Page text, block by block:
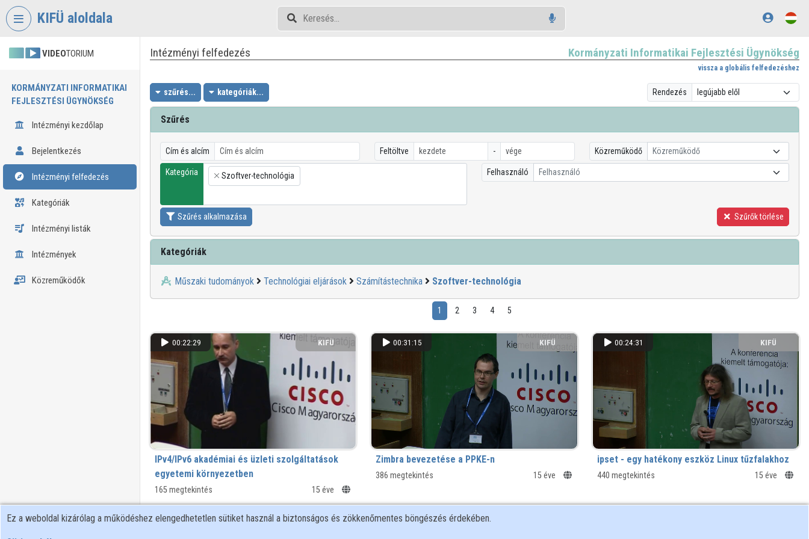
Fejléc kihagyása
KIFÜ aloldala
VIDEOTORIUM
KORMÁNYZATI INFORMATIKAI
FEJLESZTÉSI ÜGYNÖKSÉG
Intézményi kezdőlap
Bejelentkezés
Intézményi felfedezés
Kategóriák
Intézményi listák
Intézmények
Közreműködők
Intézményi felfedezés Kormányzati Informatikai Fejlesztési Ügynökség
vissza a globális felfedezéshez
szűrés... kategóriák... Rendezés
Szűrés
Cím és alcím Feltöltve - Közreműködő Közreműködő
Kategória
×
Szoftver-technológia Felhasználó Felhasználó
Szűrés alkalmazása Szűrők törlése
Kategóriák
Műszaki tudományok Technológiai eljárások Számítástechnika Szoftver-technológia
1 2 3 4 5
00:22:29 KIFÜ
IPv4/IPv6 akadémiai és üzleti szolgáltatások
egyetemi környezetben
165 megtekintés 15 éve
00:31:15 KIFÜ
Zimbra bevezetése a PPKE-n
386 megtekintés 15 éve
00:24:31 KIFÜ
ipset - egy hatékony eszköz Linux tűzfalakhoz
440 megtekintés 15 éve
00:18:29 KIFÜ 00:19:12
Ez a weboldal kizárólag a működéshez elengedhetetlen sütiket használ a biztonságos és zökkenőmentes böngészés érdekében.